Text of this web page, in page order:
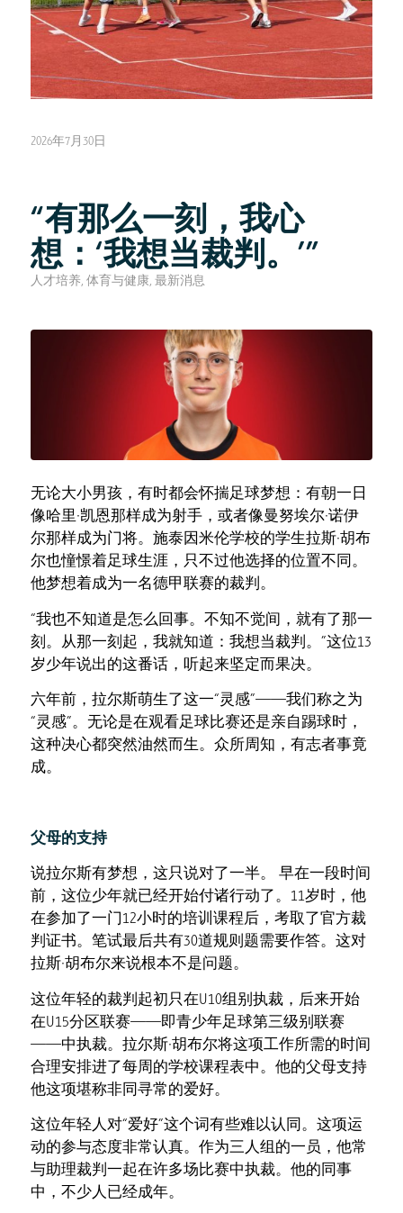
2026年7月30日
“有那么一刻，我心
想：‘我想当裁判。’”
人才培养, 体育与健康, 最新消息
无论大小男孩，有时都会怀揣足球梦想：有朝一日
像哈里·凯恩那样成为射手，或者像曼努埃尔·诺伊
尔那样成为门将。施泰因米伦学校的学生拉斯·胡布
尔也憧憬着足球生涯，只不过他选择的位置不同。
他梦想着成为一名德甲联赛的裁判。
“我也不知道是怎么回事。不知不觉间，就有了那一
刻。从那一刻起，我就知道：我想当裁判。”这位13
岁少年说出的这番话，听起来坚定而果决。
六年前，拉尔斯萌生了这一“灵感”——我们称之为
“灵感”。无论是在观看足球比赛还是亲自踢球时，
这种决心都突然油然而生。众所周知，有志者事竟
成。
父母的支持
说拉尔斯有梦想，这只说对了一半。 早在一段时间
前，这位少年就已经开始付诸行动了。11岁时，他
在参加了一门12小时的培训课程后，考取了官方裁
判证书。笔试最后共有30道规则题需要作答。这对
拉斯·胡布尔来说根本不是问题。
这位年轻的裁判起初只在U10组别执裁，后来开始
在U15分区联赛——即青少年足球第三级别联赛
——中执裁。拉尔斯·胡布尔将这项工作所需的时间
合理安排进了每周的学校课程表中。他的父母支持
他这项堪称非同寻常的爱好。
这位年轻人对“爱好”这个词有些难以认同。这项运
动的参与态度非常认真。作为三人组的一员，他常
与助理裁判一起在许多场比赛中执裁。他的同事
中，不少人已经成年。